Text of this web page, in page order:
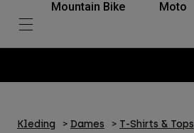
Mountain Bike Moto
Kleding Dames T-Shirts & Tops